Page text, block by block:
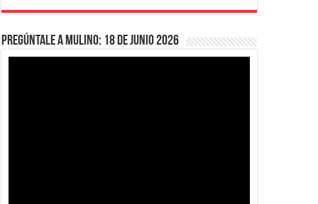
Pregúntale a Mulino: 18 de junio 2026